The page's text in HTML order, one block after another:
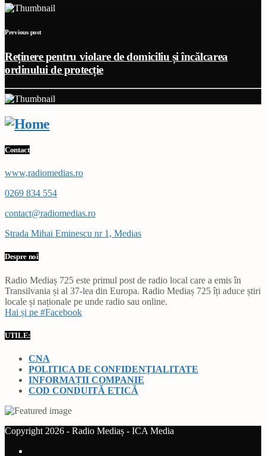
Previous post
Reținere pentru violare de domiciliu și încălcarea
ordinului de protecție
Contact
www,radiomedias.ro
0269 834 554
contact@radiomedias.ro
Strada Mihai Eminescu nr 1, Medias
Despre noi
Radio Mediaș 725 este primul post de radio local care a emis în
Transilvania și al 37-lea din Europa. Radio Mediaș 725 îți aduce știri
locale și naționale pe unde radio sau online.
Hai și pe #Facebook
UTILE:
CNA
POLITICA DE CONFIDENȚIALITATE
INFORMAȚII COMPANIE
COD CONDUITĂ ETICĂ
Copyright 2026 - Radio Mediaș - ICA Media